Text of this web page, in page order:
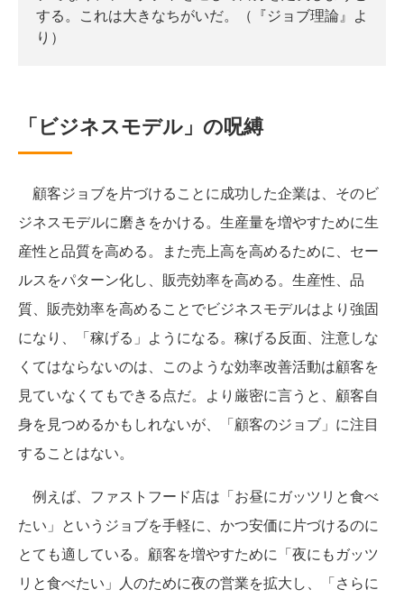
する。これは大きなちがいだ。（『ジョブ理論』よ
り）
「ビジネスモデル」の呪縛
顧客ジョブを片づけることに成功した企業は、そのビ
ジネスモデルに磨きをかける。生産量を増やすために生
産性と品質を高める。また売上高を高めるために、セー
ルスをパターン化し、販売効率を高める。生産性、品
質、販売効率を高めることでビジネスモデルはより強固
になり、「稼げる」ようになる。稼げる反面、注意しな
くてはならないのは、このような効率改善活動は顧客を
見ていなくてもできる点だ。より厳密に言うと、顧客自
身を見つめるかもしれないが、「顧客のジョブ」に注目
することはない。
例えば、ファストフード店は「お昼にガッツリと食べ
たい」というジョブを手軽に、かつ安価に片づけるのに
とても適している。顧客を増やすために「夜にもガッツ
リと食べたい」人のために夜の営業を拡大し、「さらに